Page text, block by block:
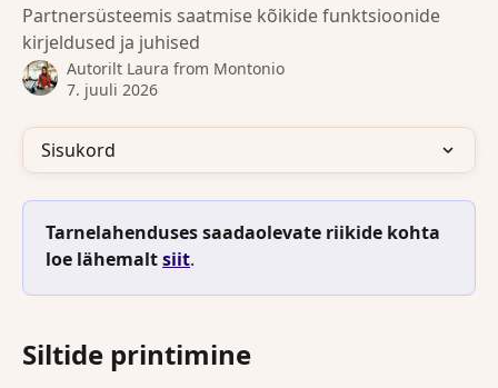
Partnersüsteemis saatmise kõikide funktsioonide
kirjeldused ja juhised
Autorilt Laura from Montonio
7. juuli 2026
Sisukord
Tarnelahenduses saadaolevate riikide kohta
loe lähemalt siit.
Siltide printimine